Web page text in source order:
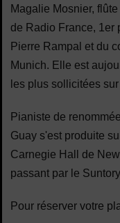
Magalie Mosnier,
de Radio France, 1er
Pierre Rampal et du
Munich. Elle est
les plus sollicitées
Pianiste de
Guay s'est produite
Carnegie Hall de
passant par le
Pour réserver votre